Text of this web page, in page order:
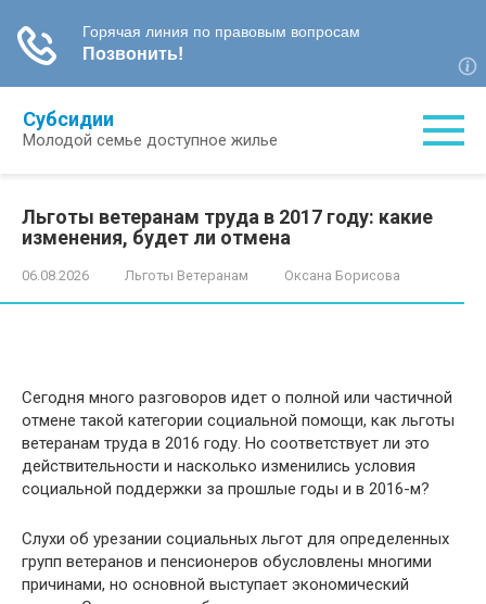
контенту
Субсидии
Молодой семье доступное жилье
Льготы ветеранам труда в 2017 году: какие
изменения, будет ли отмена
06.08.2026 Льготы Ветеранам Оксана Борисова
Сегодня много разговоров идет о полной или частичной
отмене такой категории социальной помощи, как льготы
ветеранам труда в 2016 году. Но соответствует ли это
действительности и насколько изменились условия
социальной поддержки за прошлые годы и в 2016-м?
Слухи об урезании социальных льгот для определенных
групп ветеранов и пенсионеров обусловлены многими
причинами, но основной выступает экономический